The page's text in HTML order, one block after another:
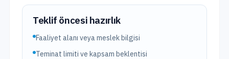
Teklif öncesi hazırlık
Faaliyet alanı veya meslek bilgisi
Teminat limiti ve kapsam beklentisi